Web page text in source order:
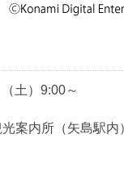
土）9:00～
案内所（矢島駅